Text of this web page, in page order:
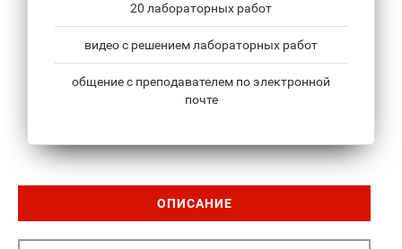
20 лабораторных работ
видео с решением лабораторных работ
общение с преподавателем по электронной
почте
ОПИСАНИЕ